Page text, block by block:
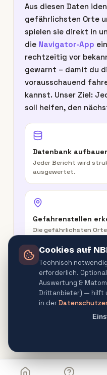
Aus diesen Daten
gefährlichsten Orte
spielen sie direkt in
die Navigator-App
rechtzeitig vor
gewarnt – damit du
vorausschauend
kannst. Unser Ziel:
soll helfen, den
Datenbank
Jeder Bericht wird
ausgewertet.
Gefahrenstellen
Die gefährlichsten
In der Route warnen
Routenplaner &
Gefahrenquellen.
Cookies auf
Technisch
erforderlich.
Auswertung &
Drittanbieter) — hilft
in der